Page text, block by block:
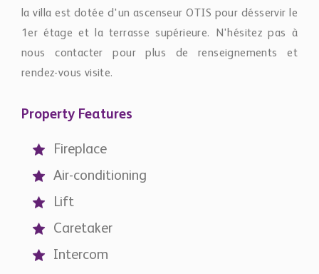
la villa est dotée d'un ascenseur OTIS pour désservir le
1er étage et la terrasse supérieure. N'hésitez pas à
nous contacter pour plus de renseignements et
rendez-vous visite.
Property Features
Fireplace
Air-conditioning
Lift
Caretaker
Intercom